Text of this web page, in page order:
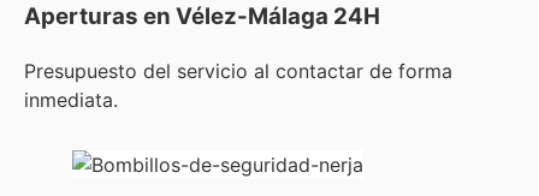
Aperturas en Vélez-Málaga 24H
Presupuesto del servicio al contactar de forma
inmediata.